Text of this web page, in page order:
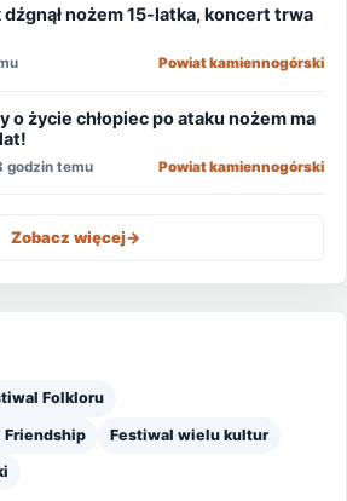
nożem 15-latka, koncert trwa
Powiat kamiennogórski
o życie chłopiec po ataku nożem ma
godzin temu Powiat kamiennogórski
Zobacz więcej->
Folkloru
Friendship Festiwal wielu kultur